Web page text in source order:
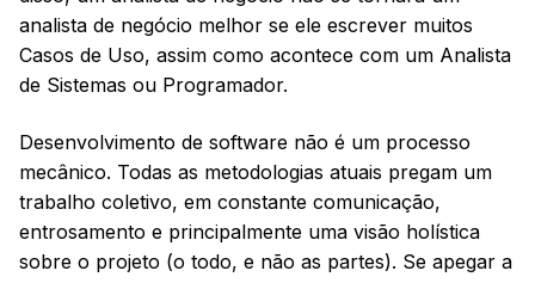
analista de negócio melhor se ele escrever muitos
Casos de Uso, assim como acontece com um Analista
de Sistemas ou Programador.
Desenvolvimento de software não é um processo
mecânico. Todas as metodologias atuais pregam um
trabalho coletivo, em constante comunicação,
entrosamento e principalmente uma visão holística
sobre o projeto (o todo, e não as partes). Se apegar a